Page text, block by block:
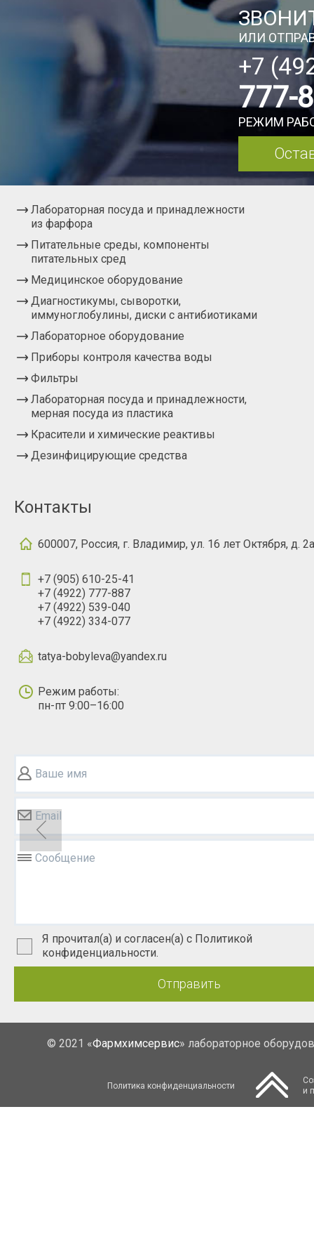
ИЛИ
+7
777-
РЕЖИМ
Лабораторная посуда и принадлежности
из фарфора
Питательные среды, компоненты
питательных сред
Медицинское оборудование
Диагностикумы, сыворотки,
иммуноглобулины, диски с антибиотиками
Лабораторное оборудование
Приборы контроля качества воды
Фильтры
Лабораторная посуда и принадлежности,
мерная посуда из пластика
Красители и химические реактивы
Дезинфицирующие средства
Контакты
600007, Россия, г. Владимир, ул. 16 лет Октября, д. 2а
+7 (905) 610-25-41
+7 (4922) 777-887
+7 (4922) 539-040
+7 (4922) 334-077
tatya-bobyleva@yandex.ru
Режим работы:
пн-пт 9:00–16:00
Ваше имя
Email
Сообщение
Я прочитал(а) и согласен(а) с Политикой
конфиденциальности.
Отправить
© 2021 «Фармхимсервис» лабораторное
Политика конфиденциальности
и